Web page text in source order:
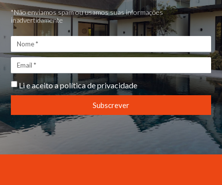
*Não enviamos spam ou usamos suas informações
inadvertidamente
Li e aceito apolítica de privacidade
Subscrever